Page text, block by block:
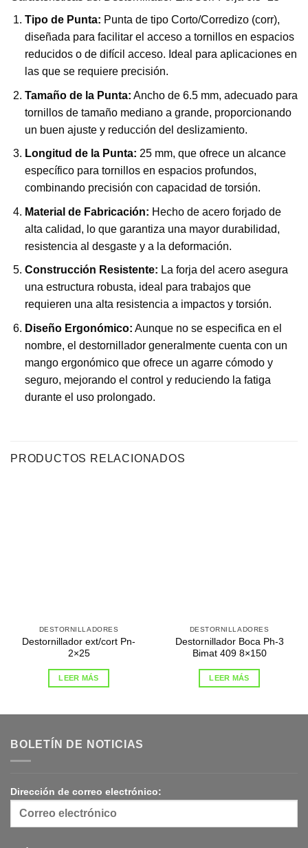
Tipo de Punta: Punta de tipo Corto/Corredizo (corr),
diseñada para facilitar el acceso a tornillos en espacios
reducidos o de difícil acceso. Ideal para aplicaciones en
las que se requiere precisión.
Tamaño de la Punta: Ancho de 6.5 mm, adecuado para
tornillos de tamaño mediano a grande, proporcionando
un buen ajuste y reducción del deslizamiento.
Longitud de la Punta: 25 mm, que ofrece un alcance
específico para tornillos en espacios profundos,
combinando precisión con capacidad de torsión.
Material de Fabricación: Hecho de acero forjado de
alta calidad, lo que garantiza una mayor durabilidad,
resistencia al desgaste y a la deformación.
Construcción Resistente: La forja del acero asegura
una estructura robusta, ideal para trabajos que
requieren una alta resistencia a impactos y torsión.
Diseño Ergonómico: Aunque no se especifica en el
nombre, el destornillador generalmente cuenta con un
mango ergonómico que ofrece un agarre cómodo y
seguro, mejorando el control y reduciendo la fatiga
durante el uso prolongado.
PRODUCTOS RELACIONADOS
DESTORNILLADORES
Destornillador ext/cort Pn-
2×25
LEER MÁS
DESTORNILLADORES
Destornillador Boca Ph-3
Bimat 409 8×150
LEER MÁS
BOLETÍN DE NOTICIAS
Dirección de correo electrónico: